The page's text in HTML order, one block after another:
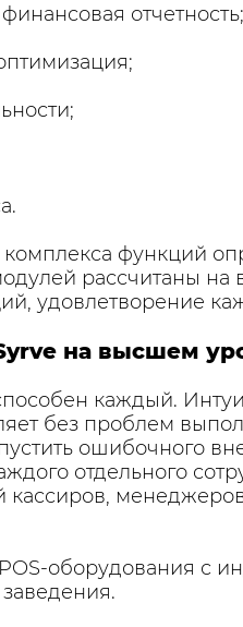
отчетность;
функций
рассчитаны
удовлетворение
на высшем
каждый.
без проблем
ошибочного
отдельного
оборудования с